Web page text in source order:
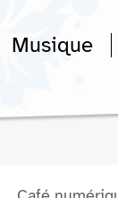
Musique